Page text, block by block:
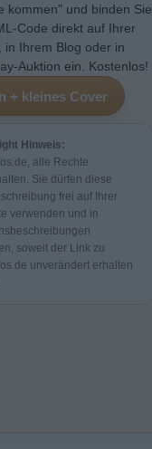
kommen" und binden Sie
Code direkt auf Ihrer
in Ihrem Blog oder in
Auktion ein. Kostenlos!
Hinweis:
alle Rechte
Sie dürfen diese
frei auf Ihrer
verwenden und in
soweit der Link zu
unverändert erhalten